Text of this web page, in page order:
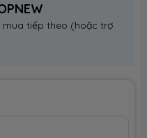
mua tiếp theo (hoặc trợ